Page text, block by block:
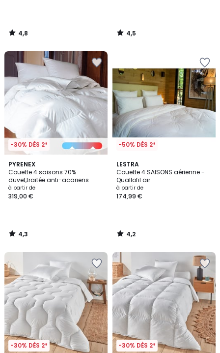
4,8
/
4,5
/
-30% DÈS 2*
PYRENEX
Couette 4 saisons 70%
duvet,traitée anti-acariens
à partir de
319,00 €
4,3
/ 5
4,3
/
-50% DÈS 2*
LESTRA
Couette 4 SAISONS aérienne -
Quallofil air
à partir de
174,99 €
4,2
/ 5
4,2
/
-30% DÈS 2* -30% DÈS 2*